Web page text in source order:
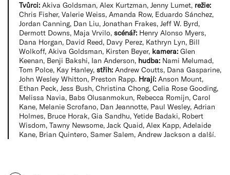
Tvůrci: Akiva Goldsman, Alex Kurtzman, Jenny Lumet, režie:
Chris Fisher, Valerie Weiss, Amanda Row, Eduardo Sánchez,
Jordan Canning, Dan Liu, Jonathan Frakes, Jeff W. Byrd,
Dermott Downs, Maja Vrvilo, scénář: Henry Alonso Myers,
Dana Horgan, David Reed, Davy Perez, Kathryn Lyn, Bill
Wolkoff, Akiva Goldsman, Kirsten Beyer, kamera: Glen
Keenan, Benji Bakshi, Ian Anderson, hudba: Nami Melumad,
Tom Polce, Kay Hanley, střih: Andrew Coutts, Dana Gasparine,
John Wesley Whitton, Preston Rapp. Hrají: Anson Mount,
Ethan Peck, Jess Bush, Christina Chong, Celia Rose Gooding,
Melissa Navia, Babs Olusanmokun, Rebecca Romijn, Carol
Kane, Melanie Scrofano, Dan Jeannotte, Paul Wesley, Adrian
Holmes, Bruce Horak, Gia Sandhu, Yetide Badaki, Robert
Wisdom, Tawny Newsome, Jack Quaid, Alex Kapp, Adelaide
Kane, Brian Quintero, Samer Salem, Andrew Jackson a další.